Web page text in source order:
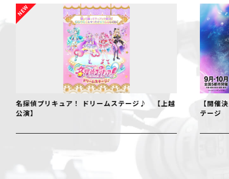
名探偵プリキュア！ ドリームステージ♪ 【上越
公演】
【開催
テージ